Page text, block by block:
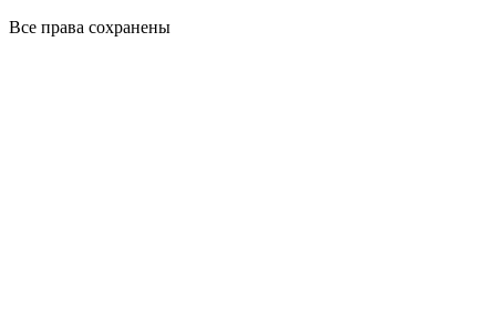
Все права сохранены